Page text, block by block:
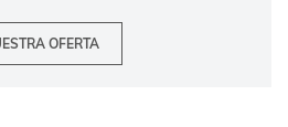
OFERTA